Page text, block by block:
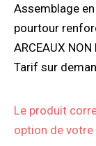
Assemblage
pourtour
ARCEAUX NON
Tarif sur
Le produit
option de